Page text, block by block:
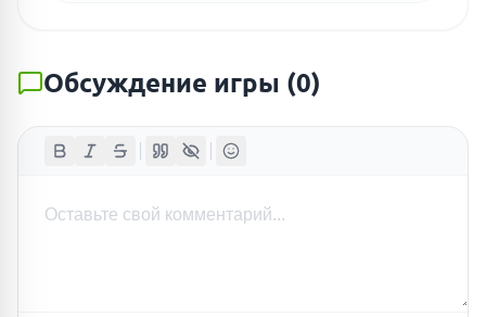
Обсуждение игры (0)